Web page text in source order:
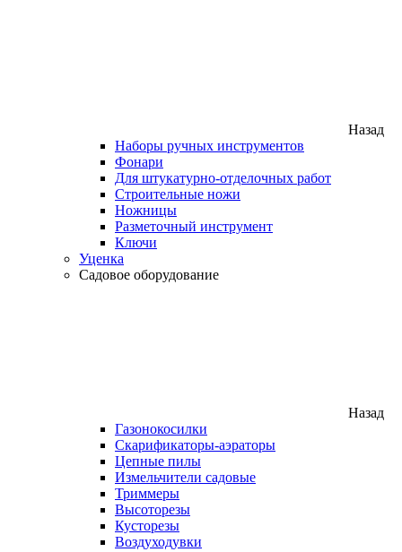
Назад
Наборы ручных инструментов
Фонари
Для штукатурно-отделочных работ
Строительные ножи
Ножницы
Разметочный инструмент
Ключи
Уценка
Садовое оборудование
Назад
Газонокосилки
Скарификаторы-аэраторы
Цепные пилы
Измельчители садовые
Триммеры
Высоторезы
Кусторезы
Воздуходувки